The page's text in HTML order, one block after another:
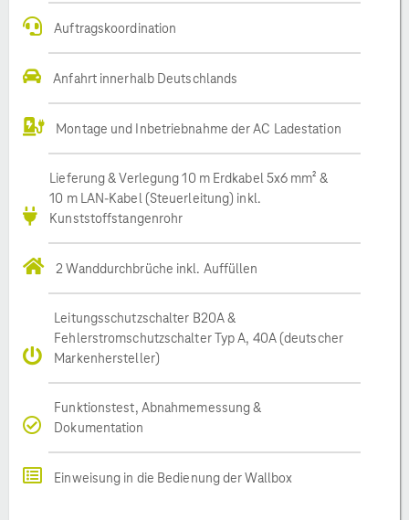
Auftragskoordination
Anfahrt innerhalb Deutschlands
Montage und Inbetriebnahme der AC Ladestation
Lieferung & Verlegung 10 m Erdkabel 5x6 mm² &
10 m LAN-Kabel (Steuerleitung) inkl.
Kunststoffstangenrohr
2 Wanddurchbrüche inkl. Auffüllen
Leitungsschutzschalter B20A &
Fehlerstromschutzschalter Typ A, 40A (deutscher
Markenhersteller)
Funktionstest, Abnahmemessung &
Dokumentation
Einweisung in die Bedienung der Wallbox